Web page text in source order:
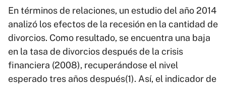
En términos de relaciones, un estudio del año 2014
analizó los efectos de la recesión en la cantidad de
divorcios. Como resultado, se encuentra una baja
en la tasa de divorcios después de la crisis
financiera (2008), recuperándose el nivel
esperado tres años después(1). Así, el indicador de